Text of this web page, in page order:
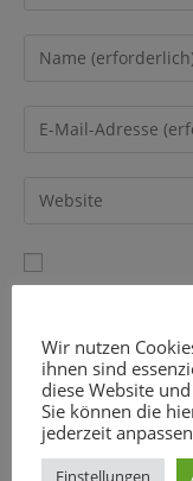
Gib
oder
zum
ein
Gib
Mail-
zum
Gib
Website-
URL
(optional)
Name, E-Mail-
Wir nutzen
ihnen sind
diese Website
Sie können die
jederzeit
Einstellungen